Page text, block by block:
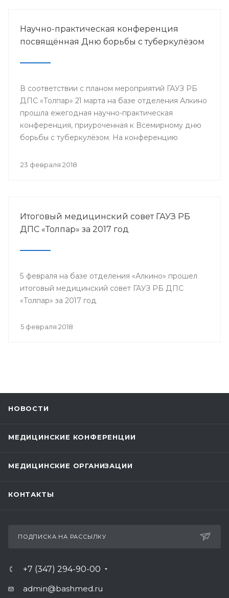
Научно-практическая конференция
посвящённая Дню борьбы с туберкулёзом
В соответствии с планом мероприятий ГАУЗ РБ
ДПС «Толпар» 21 марта на базе отделения Алкино
прошла ежегодная научно-практическая
конференция, приуроченная к Всемирному дню
борьбы с туберкулёзом. На конференцию
санатория, а так же почётные гости.
23 февраля 2018
Итоговый медицинский совет ГАУЗ РБ
ДПС «Толпар» за 2017 год
5 февраля на базе отделения «Алкино» прошел
итоговый медицинский совет ГАУЗ РБ ДПС
«Толпар» за 2017 год
5 февраля 2018
НОВОСТИ
МЕДИЦИНСКИЕ КОНФЕРЕНЦИИ
МЕДИЦИНСКИЕ ОРГАНИЗАЦИИ
КОНТАКТЫ
ПОДПИСКА НА РАССЫЛКУ
+7 (347) 294-90-00
admin@bashmed.ru